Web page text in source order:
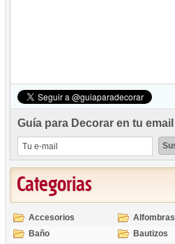
Guía para Decorar en tu email
Categorias
Accesorios
Alfombras
Baño
Bautizos